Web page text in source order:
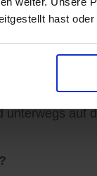
hast
zu
unterwegs auf